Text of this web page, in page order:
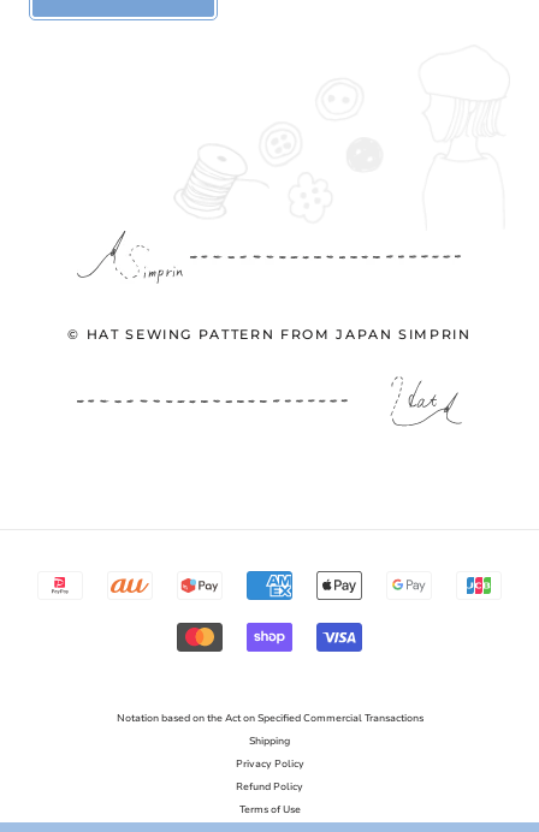
とても心地よい帽子が出来ました。
作り方もとても丁寧で分かりやすかったです。
サイズ調整が55cm〜62cmと幅広いく、夫婦で被れるのでとて
も便利です。
© HAT SEWING PATTERN FROM JAPAN SIMPRIN
Notation based on the Act on Specified Commercial Transactions
Shipping
Privacy Policy
Refund Policy
Terms of Use